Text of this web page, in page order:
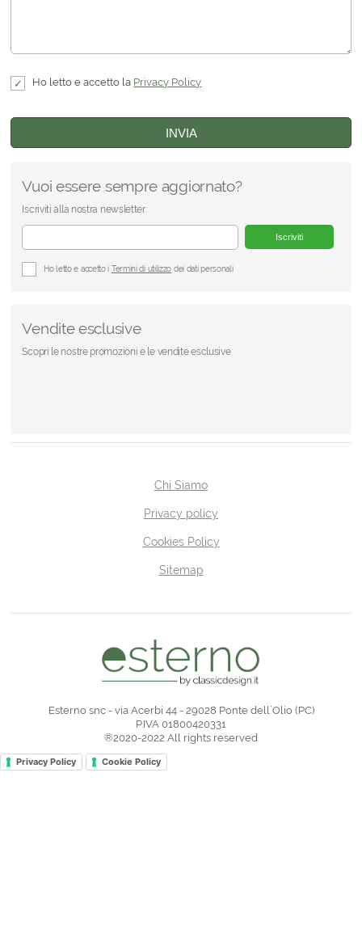
Ho letto e accetto la Privacy Policy
INVIA
Vuoi essere sempre aggiornato?
Iscriviti alla nostra newsletter:
Iscriviti
Ho letto e accetto i Termini di utilizzo dei dati personali
Vendite esclusive
Scopri le nostre promozioni e le vendite esclusive
Chi Siamo
Privacy policy
Cookies Policy
Sitemap
Esterno snc - via Acerbi 44 - 29028 Ponte dell`Olio (PC)
P.IVA 01800420331
®2020-2022 All rights reserved
Privacy Policy Cookie Policy